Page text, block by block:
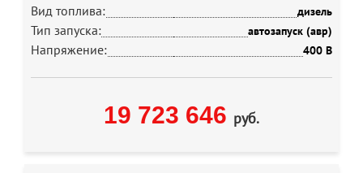
Вид топлива: дизель
Тип запуска: автозапуск (авр)
Напряжение: 400 В
19 723 646 руб.